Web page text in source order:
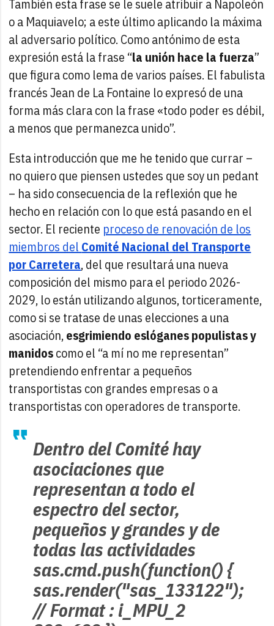
También esta frase se le suele atribuir a Napoleón
o a Maquiavelo; a este último aplicando la máxima
al adversario político. Como antónimo de esta
expresión está la frase “la unión hace la fuerza”
que figura como lema de varios países. El fabulista
francés Jean de La Fontaine lo expresó de una
forma más clara con la frase «todo poder es débil,
a menos que permanezca unido”.
Esta introducción que me he tenido que currar –
no quiero que piensen ustedes que soy un pedant
– ha sido consecuencia de la reflexión que he
hecho en relación con lo que está pasando en el
sector. El reciente proceso de renovación de los
miembros del Comité Nacional del Transporte
por Carretera, del que resultará una nueva
composición del mismo para el periodo 2026-
2029, lo están utilizando algunos, torticeramente,
como si se tratase de unas elecciones a una
asociación,esgrimiendo eslóganes populistas y
manidoscomo el “a mí no me representan”
pretendiendo enfrentar a pequeños
transportistas con grandes empresas o a
transportistas con operadores de transporte.
Dentro del Comité hay
asociaciones que
representan a todo el
espectro del sector,
pequeños y grandes y de
todas las actividades
sas.cmd.push(function() {
sas.render("sas_133122");
// Format : i_MPU_2